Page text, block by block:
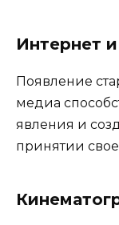
Интернет
Появление
медиа
явления и
принятии